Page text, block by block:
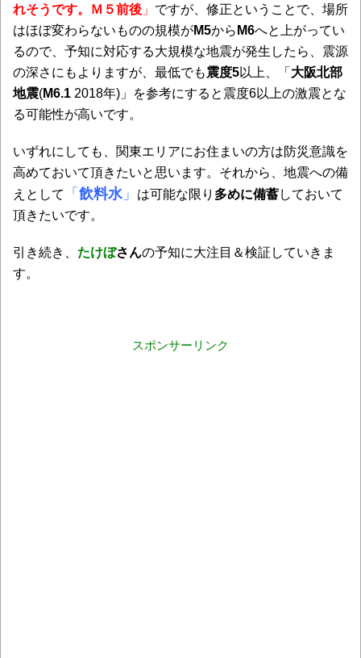
れそうです。Ｍ５前後 」 ですが、修正ということで、場所
はほぼ変わらないものの規模がM5から M6へと上がってい
るので、予知に対応する大規模な地震が発生したら、震源
の深さにもよりますが、最低でも震度5以上、「 大阪北部
地震(M6.1 2018年)」を参考にすると震度6以上の激震とな
る可能性が高いです。
いずれにしても、関東エリアにお住まいの方は防災意識を
高めておいて頂きたいと思います。それから、地震への備
えとして
「 飲料水 」 は可能な限り 多めに備蓄しておいて
頂きたいです。
引き続き、 たけぼさんの予知に大注目＆検証していきま
す。
スポンサーリンク